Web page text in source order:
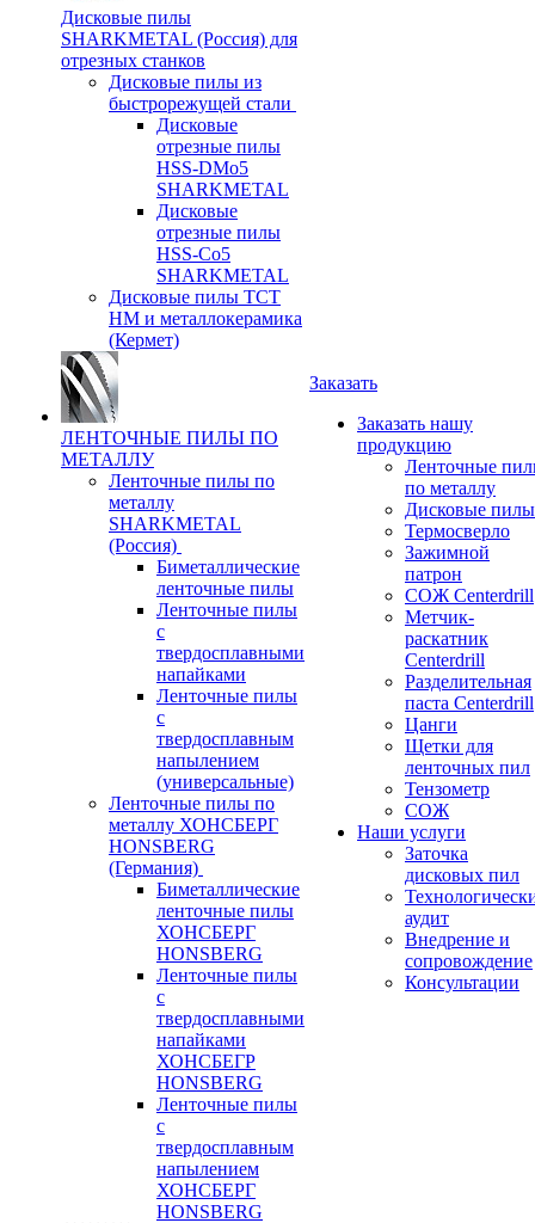
Дисковые пилы
SHARKMETAL (Россия) для
отрезных станков
Дисковые пилы из
быстрорежущей стали
Дисковые
отрезные пилы
HSS-DMo5
SHARKMETAL
Дисковые
отрезные пилы
HSS-Co5
SHARKMETAL
Дисковые пилы ТСТ
НМ и металлокерамика
(Кермет)
ЛЕНТОЧНЫЕ ПИЛЫ ПО
МЕТАЛЛУ
Ленточные пилы по
металлу
SHARKMETAL
(Россия)
Биметаллические
ленточные пилы
Ленточные пилы
с
твердосплавными
напайками
Ленточные пилы
с
твердосплавным
напылением
(универсальные)
Ленточные пилы по
металлу ХОНСБЕРГ
HONSBERG
(Германия)
Биметаллические
ленточные пилы
ХОНСБЕРГ
HONSBERG
Ленточные пилы
с
твердосплавными
напайками
ХОНСБЕГР
HONSBERG
Ленточные пилы
с
твердосплавным
напылением
ХОНСБЕРГ
HONSBERG
Заказать
Заказать нашу
продукцию
Ленточные
по металлу
Дисковые пилы
Термосверло
Зажимной
патрон
СОЖ Centerdrill
Метчик-
раскатник
Centerdrill
Разделительная
паста Centerdrill
Цанги
Щетки для
ленточных пил
Тензометр
СОЖ
Наши услуги
Заточка
дисковых пил
аудит
Внедрение и
сопровождение
Консультации